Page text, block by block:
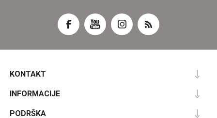
KONTAKT
INFORMACIJE
PODRŠKA